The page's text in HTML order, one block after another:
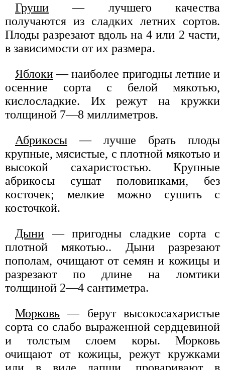
Груши — лучшего качества
получаются из сладких летних сортов.
Плоды разрезают вдоль на 4 или 2 части,
в зависимости от их размера.
Яблоки— наиболее пригодны летние и
осенние сорта с белой мякотью,
кислосладкие. Их режут на кружки
толщиной 7—8 миллиметров.
Абрикосы — лучше брать плоды
крупные, мясистые, с плотной мякотью и
высокой сахаристостью. Крупные
абрикосы сушат половинками, без
косточек; мелкие можно сушить с
косточкой.
Дыни — пригодны сладкие сорта с
плотной мякотью.. Дыни разрезают
пополам, очищают от семян и кожицы и
разрезают по длине на ломтики
толщиной 2—4 сантиметра.
Морковь — берут высокосахаристые
сорта со слабо выраженной сердцевиной
и толстым слоем коры. Морковь
очищают от кожицы, режут кружками